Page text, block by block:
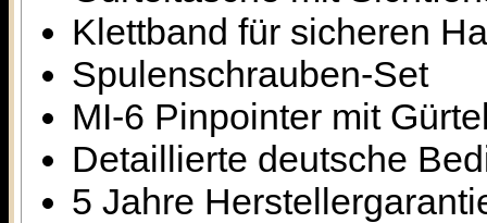
Klettband für sicheren
Spulenschrauben-Set
MI-6 Pinpointer mit
Detaillierte deutsche
5 Jahre